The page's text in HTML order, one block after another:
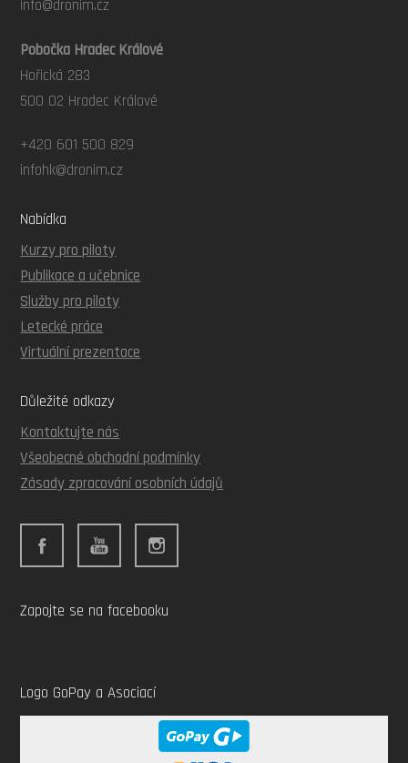
info@dronim.cz
Pobočka Hradec Králové
Hořická 283
500 02 Hradec Králové
+420 601 500 829
infohk@dronim.cz
Nabídka
Kurzy pro piloty
Publikace a učebnice
Služby pro piloty
Letecké práce
Virtuální prezentace
Důležité odkazy
Kontaktujte nás
Všeobecné obchodní podmínky
Zásady zpracování osobních údajů
Zapojte se na facebooku
Logo GoPay a Asociací